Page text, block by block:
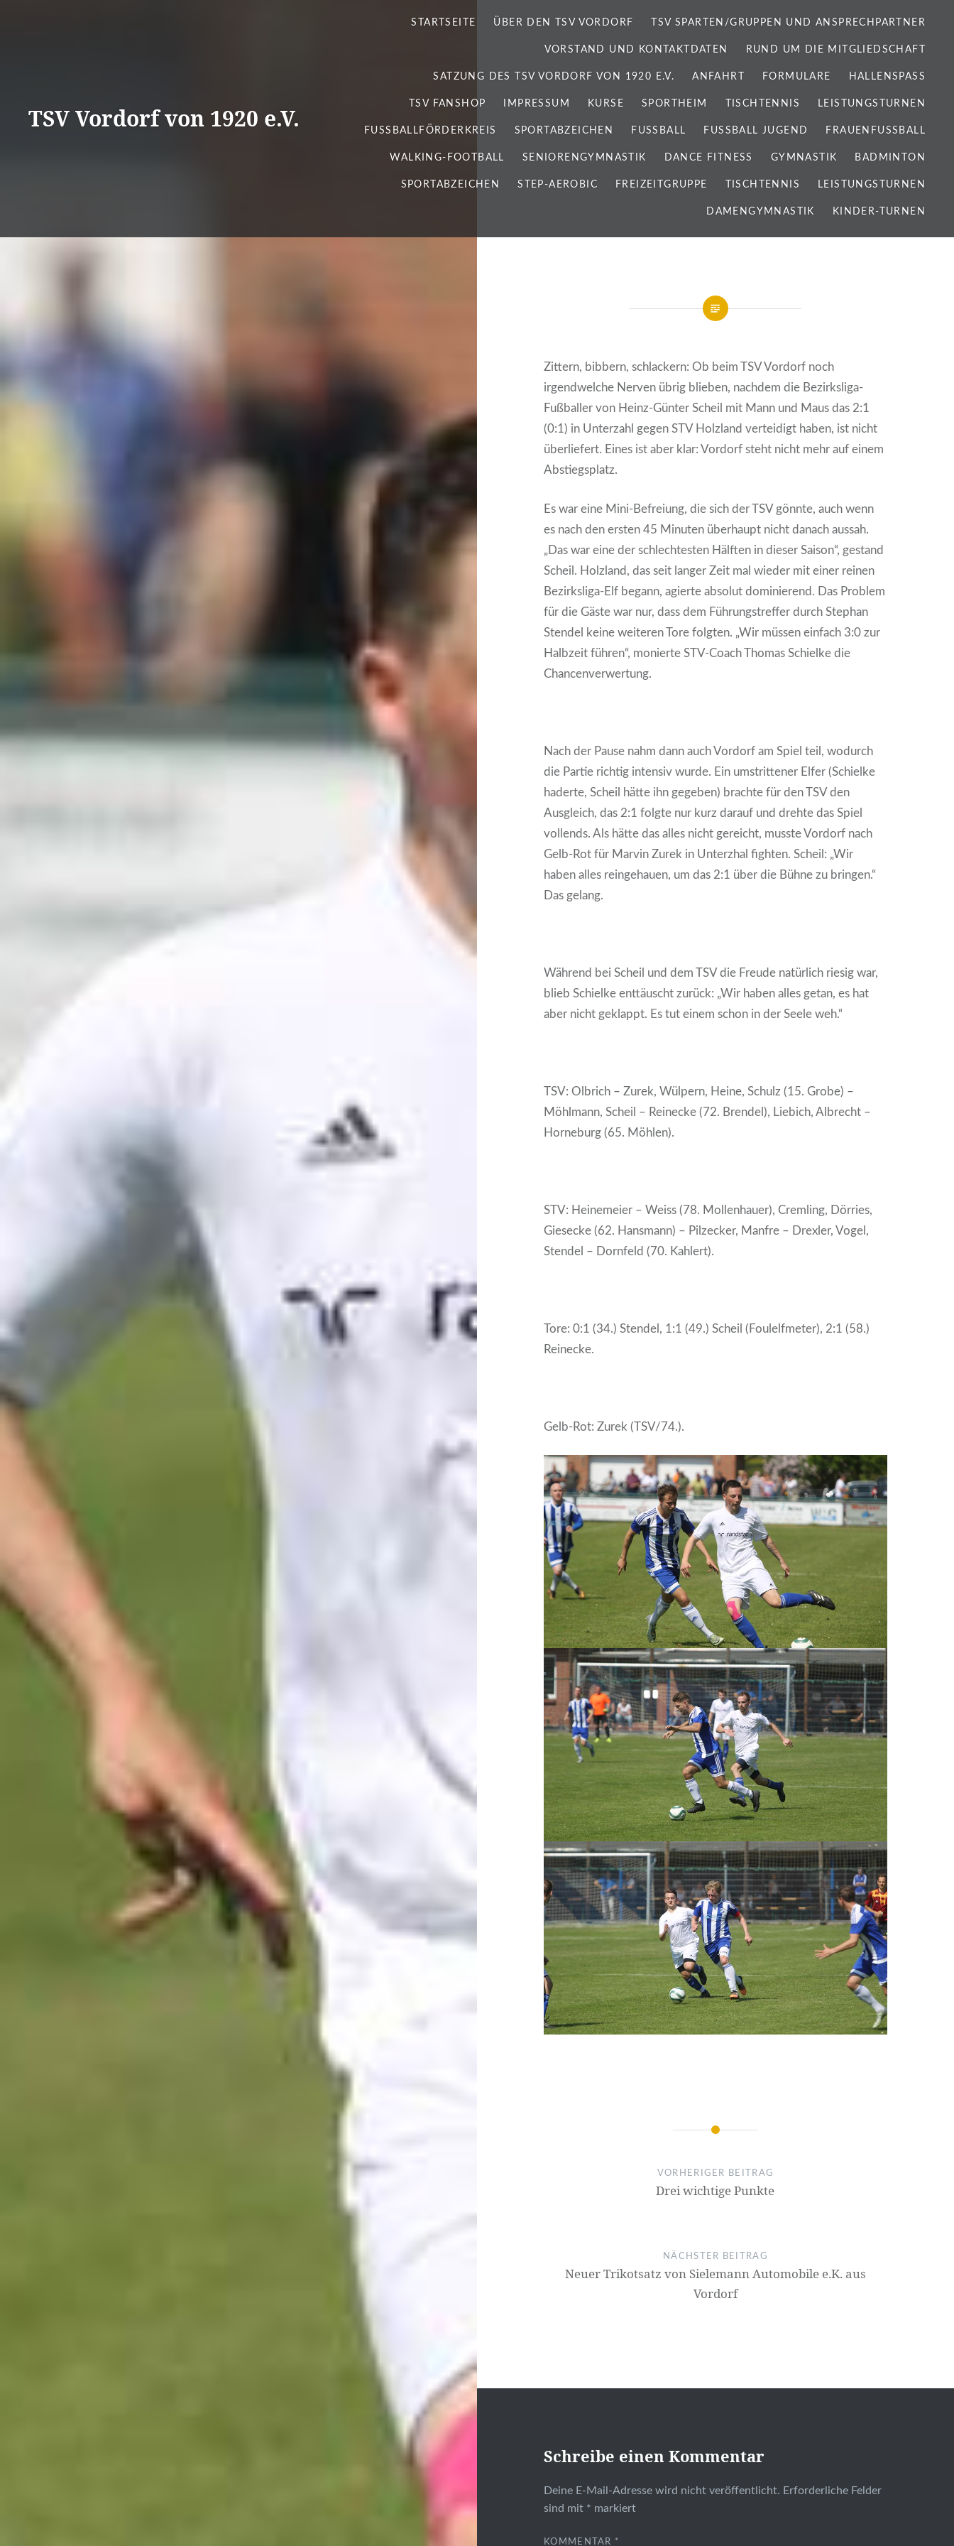
TSV Vordorf von 1920 e.V.
STARTSEITE ÜBER DEN TSV VORDORF TSV SPARTEN/GRUPPEN UND ANSPRECHPARTNER
VORSTAND UND KONTAKTDATEN RUND UM DIE MITGLIEDSCHAFT
SATZUNG DES TSV VORDORF VON 1920 E.V. ANFAHRT FORMULARE HALLENSPASS
TSV FANSHOP IMPRESSUM KURSE SPORTHEIM TISCHTENNIS LEISTUNGSTURNEN
FUSSBALLFÖRDERKREIS SPORTABZEICHEN FUSSBALL FUSSBALL JUGEND FRAUENFUSSBALL
WALKING-FOOTBALL SENIORENGYMNASTIK DANCE FITNESS GYMNASTIK BADMINTON
SPORTABZEICHEN STEP-AEROBIC FREIZEITGRUPPE TISCHTENNIS LEISTUNGSTURNEN
DAMENGYMNASTIK KINDER-TURNEN
Zittern, bibbern, schlackern: Ob beim TSV Vordorf noch
irgendwelche Nerven übrig blieben, nachdem die Bezirksliga-
Fußballer von Heinz-Günter Scheil mit Mann und Maus das 2:1
(0:1) in Unterzahl gegen STV Holzland verteidigt haben, ist nicht
überliefert. Eines ist aber klar: Vordorf steht nicht mehr auf einem
Abstiegsplatz.
Es war eine Mini-Befreiung, die sich der TSV gönnte, auch wenn
es nach den ersten 45 Minuten überhaupt nicht danach aussah.
„Das war eine der schlechtesten Hälften in dieser Saison“, gestand
Scheil. Holzland, das seit langer Zeit mal wieder mit einer reinen
Bezirksliga-Elf begann, agierte absolut dominierend. Das Problem
für die Gäste war nur, dass dem Führungstreffer durch Stephan
Stendel keine weiteren Tore folgten. „Wir müssen einfach 3:0 zur
Halbzeit führen“, monierte STV-Coach Thomas Schielke die
Chancenverwertung.
Nach der Pause nahm dann auch Vordorf am Spiel teil, wodurch
die Partie richtig intensiv wurde. Ein umstrittener Elfer (Schielke
haderte, Scheil hätte ihn gegeben) brachte für den TSV den
Ausgleich, das 2:1 folgte nur kurz darauf und drehte das Spiel
vollends. Als hätte das alles nicht gereicht, musste Vordorf nach
Gelb-Rot für Marvin Zurek in Unterzhal fighten. Scheil: „Wir
haben alles reingehauen, um das 2:1 über die Bühne zu bringen.“
Das gelang.
Während bei Scheil und dem TSV die Freude natürlich riesig war,
blieb Schielke enttäuscht zurück: „Wir haben alles getan, es hat
aber nicht geklappt. Es tut einem schon in der Seele weh.“
TSV: Olbrich – Zurek, Wülpern, Heine, Schulz (15. Grobe) –
Möhlmann, Scheil – Reinecke (72. Brendel), Liebich, Albrecht –
Horneburg (65. Möhlen).
STV: Heinemeier – Weiss (78. Mollenhauer), Cremling, Dörries,
Giesecke (62. Hansmann) – Pilzecker, Manfre – Drexler, Vogel,
Stendel – Dornfeld (70. Kahlert).
Tore: 0:1 (34.) Stendel, 1:1 (49.) Scheil (Foulelfmeter), 2:1 (58.)
Reinecke.
Gelb-Rot: Zurek (TSV/74.).
VORHERIGER BEITRAG
Drei wichtige Punkte
NÄCHSTER BEITRAG
Neuer Trikotsatz von Sielemann Automobile e.K. aus
Vordorf
Schreibe einen Kommentar
Deine E-Mail-Adresse wird nicht veröffentlicht. Erforderliche Felder
sind mit * markiert
KOMMENTAR *